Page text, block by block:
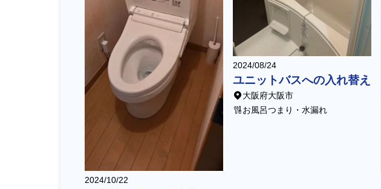
2024/10/22
2024/08/24
ユニットバスへの入れ替え
大阪府大阪市
お風呂つまり・水漏れ